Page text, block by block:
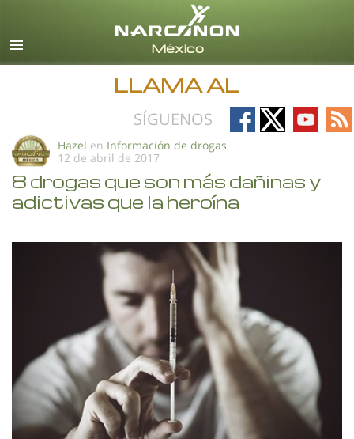
Español
Todas las Regiones/Idiomas
LLAMA AL
SÍGUENOS
Follow
on
Follow
on
Follow
on
on
Hazel en Información de drogas
12 de abril de 2017
8 drogas que son más dañinas y
adictivas que la heroína